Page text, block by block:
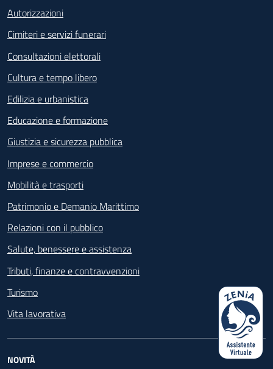
Autorizzazioni
Cimiteri e servizi funerari
Consultazioni elettorali
Cultura e tempo libero
Edilizia e urbanistica
Educazione e formazione
Giustizia e sicurezza pubblica
Imprese e commercio
Mobilità e trasporti
Patrimonio e Demanio Marittimo
Relazioni con il pubblico
Salute, benessere e assistenza
Tributi, finanze e contravvenzioni
Turismo
Vita lavorativa
NOVITÀ